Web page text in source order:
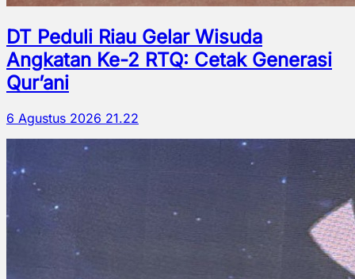
DT Peduli Riau Gelar Wisuda
Angkatan Ke-2 RTQ: Cetak Generasi
Qur’ani
6 Agustus 2026 21.22